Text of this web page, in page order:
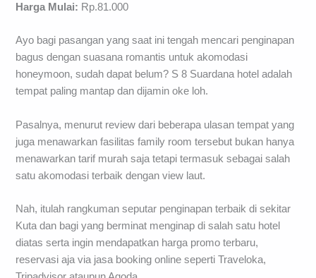
Harga Mulai: Rp.81.000
Ayo bagi pasangan yang saat ini tengah mencari penginapan
bagus dengan suasana romantis untuk akomodasi
honeymoon, sudah dapat belum? S 8 Suardana hotel adalah
tempat paling mantap dan dijamin oke loh.
Pasalnya, menurut review dari beberapa ulasan tempat yang
juga menawarkan fasilitas family room tersebut bukan hanya
menawarkan tarif murah saja tetapi termasuk sebagai salah
satu akomodasi terbaik dengan view laut.
Nah, itulah rangkuman seputar penginapan terbaik di sekitar
Kuta dan bagi yang berminat menginap di salah satu hotel
diatas serta ingin mendapatkan harga promo terbaru,
reservasi aja via jasa booking online seperti Traveloka,